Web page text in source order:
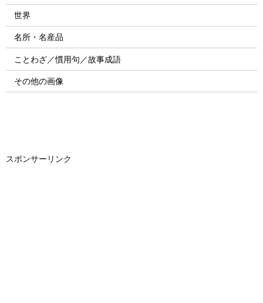
世界
名所・名産品
ことわざ／慣用句／故事成語
その他の画像
スポンサーリンク